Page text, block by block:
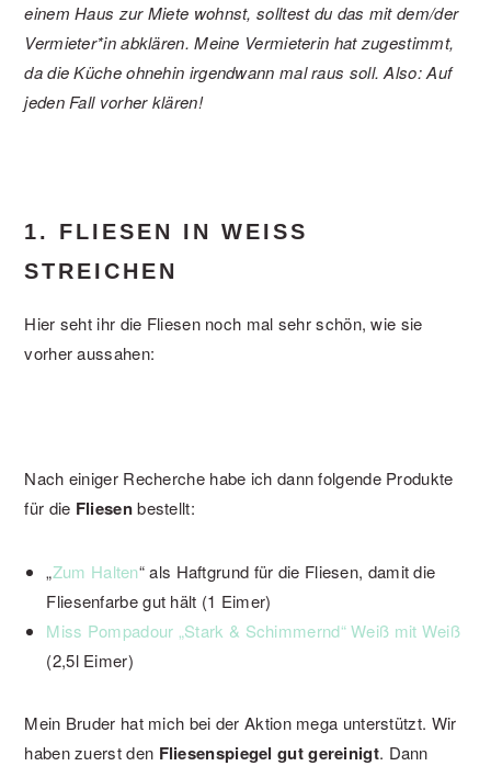
einem Haus zur Miete wohnst, solltest du das mit dem/der
Vermieter*in abklären. Meine Vermieterin hat zugestimmt,
da die Küche ohnehin irgendwann mal raus soll. Also: Auf
jeden Fall vorher klären!
1. FLIESEN IN WEISS S
TREICHEN
Hier seht ihr die Fliesen noch mal sehr schön, wie sie
vorher aussahen:
Nach einiger Recherche habe ich dann folgende Produkte
für die Fliesenbestellt:
„Zum Halten“ als Haftgrund für die Fliesen, damit die
Fliesenfarbe gut hält (1 Eimer)
Miss Pompadour „Stark & Schimmernd“ Weiß mit Weiß
(2,5l Eimer)
Mein Bruder hat mich bei der Aktion mega unterstützt. Wir
haben zuerst den Fliesenspiegel gut gereinigt. Dann